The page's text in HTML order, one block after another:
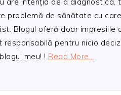
problemă de sănătate cu
Blogul oferă doar impresiile
responsabilă pentru nicio
meu! ! Read More…